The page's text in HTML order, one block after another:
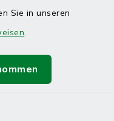
Sie in unseren
.